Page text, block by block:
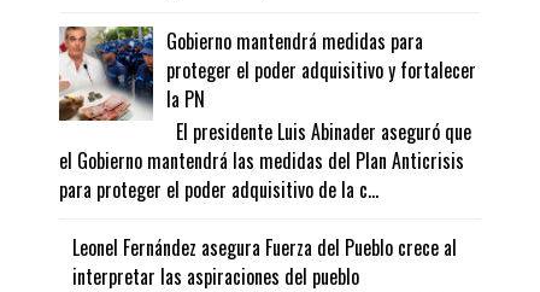
Gobierno mantendrá medidas para
proteger el poder adquisitivo y fortalecer
la PN
El presidente Luis Abinader aseguró que
el Gobierno mantendrá las medidas del Plan Anticrisis
para proteger el poder adquisitivo de la c...
Leonel Fernández asegura Fuerza del Pueblo crece al
interpretar las aspiraciones del pueblo